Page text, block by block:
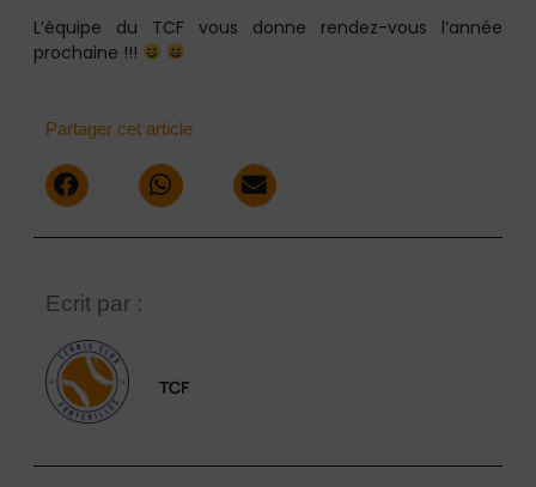
L’équipe du TCF vous donne rendez-vous l’année
prochaine !!!
Partager cet article
Ecrit par :
TCF